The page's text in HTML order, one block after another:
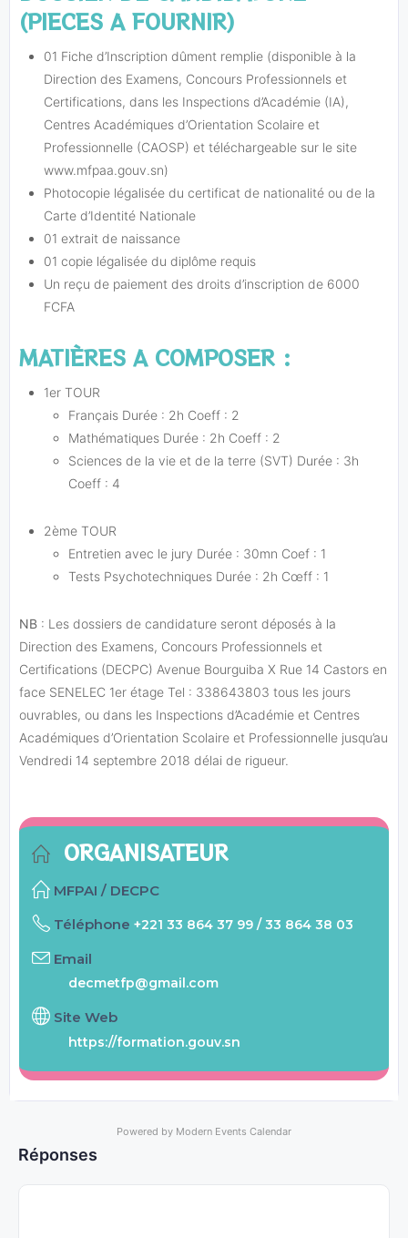
(PIECES A FOURNIR)
01 Fiche d’Inscription dûment remplie (disponible à la
Direction des Examens, Concours Professionnels et
Certifications, dans les Inspections d’Académie (IA),
Centres Académiques d’Orientation Scolaire et
Professionnelle (CAOSP) et téléchargeable sur le site
www.mfpaa.gouv.sn)
Photocopie légalisée du certificat de nationalité ou de la
Carte d’Identité Nationale
01 extrait de naissance
01 copie légalisée du diplôme requis
Un reçu de paiement des droits d’inscription de 6000
FCFA
MATIÈRES A COMPOSER :
1er TOUR
Français Durée : 2h Coeff : 2
Mathématiques Durée : 2h Coeff : 2
Sciences de la vie et de la terre (SVT) Durée : 3h
Coeff : 4
2ème TOUR
Entretien avec le jury Durée : 30mn Coef : 1
Tests Psychotechniques Durée : 2h Cœff : 1
NB : Les dossiers de candidature seront déposés à la
Direction des Examens, Concours Professionnels et
Certifications (DECPC) Avenue Bourguiba X Rue 14 Castors en
face SENELEC 1er étage Tel : 338643803 tous les jours
ouvrables, ou dans les Inspections d’Académie et Centres
Académiques d’Orientation Scolaire et Professionnelle jusqu’au
Vendredi 14 septembre 2018 délai de rigueur.
ORGANISATEUR
MFPAI / DECPC
Téléphone +221 33 864 37 99 / 33 864 38 03
Email
decmetfp@gmail.com
Site Web
https://formation.gouv.sn
Powered by Modern Events Calendar
Réponses